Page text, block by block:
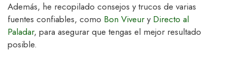
Además, he recopilado consejos y trucos de varias
fuentes confiables, como Bon Viveur y Directo al
Paladar, para asegurar que tengas el mejor resultado
posible.